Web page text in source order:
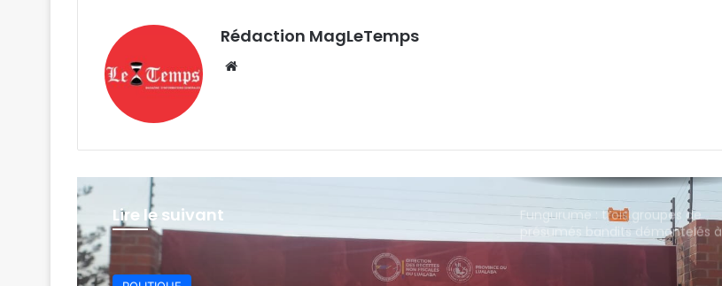
Rédaction MagLeTemps
Lire le suivant
Fungurume : trois groupes de
présumés bandits démantelés à
Tenke, Kafwaya et Fungurume.
Kolwezi : la DRNOFLU participe à la